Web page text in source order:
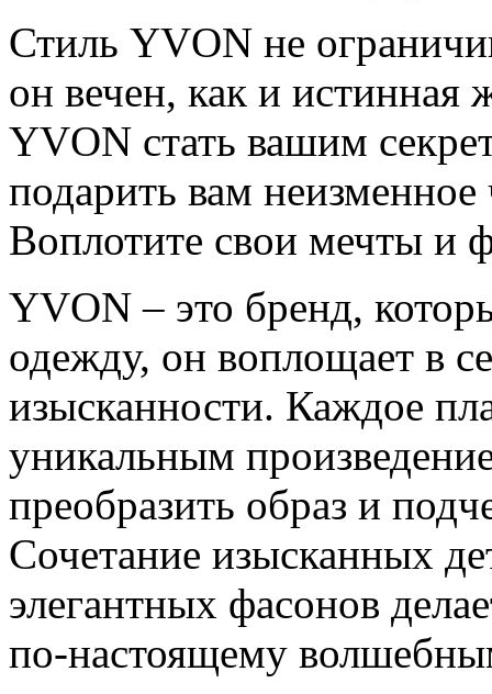
Стиль YVON не
он вечен, как и истинная
YVON стать вашим
подарить вам неизменное
Воплотите свои мечты и
YVON – это бренд,
одежду, он воплощает в
изысканности. Каждое
уникальным
преобразить образ и
Сочетание изысканных
элегантных фасонов
по-настоящему